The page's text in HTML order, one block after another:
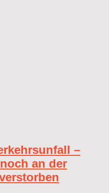
–
an der